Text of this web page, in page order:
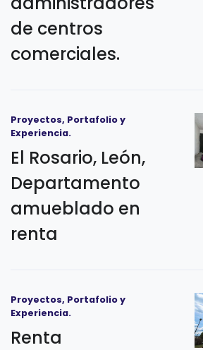
de centros
comerciales.
Proyectos, Portafolio y
Experiencia.
El Rosario, León,
Departamento
amueblado en
renta
Proyectos, Portafolio y
Experiencia.
Renta